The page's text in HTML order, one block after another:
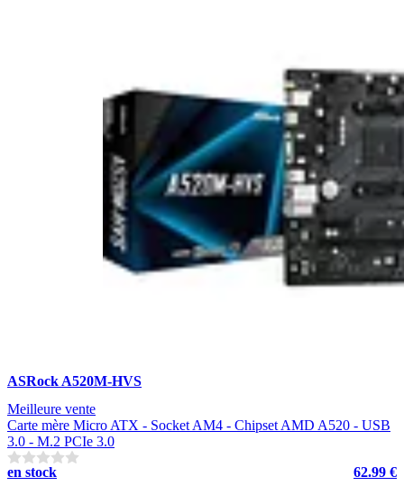
ASRock A520M-HVS
Meilleure vente
Carte mère Micro ATX - Socket AM4 - Chipset AMD A520 - USB
3.0 - M.2 PCIe 3.0
en stock
62.99 €